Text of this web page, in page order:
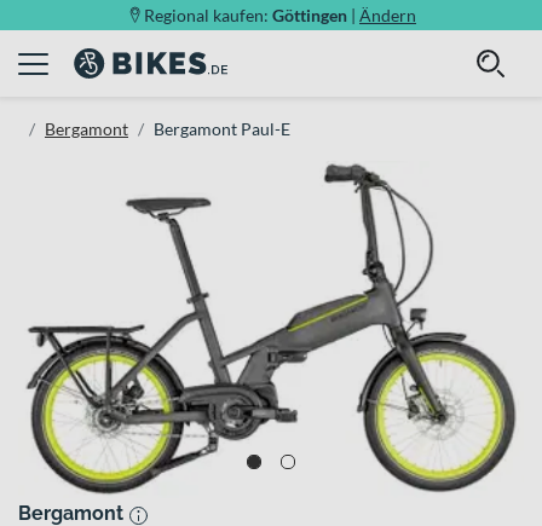
Regional kaufen: Göttingen | Ändern
Bergamont Bergamont Paul-E
Bergamont